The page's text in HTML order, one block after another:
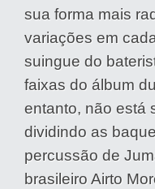
sua forma mais
variações em
suingue do
faixas do álbum
entanto, não está
dividindo as
percussão de
brasileiro Airto